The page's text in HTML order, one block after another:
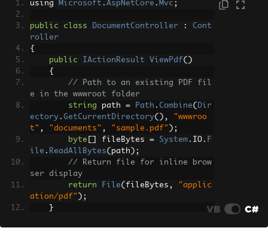
using Microsoft . AspNetCore . Mvc ;
public class DocumentController :
Cont
roller
{
public
IActionResult ViewPdf()
{
// Path to an existing PDF fil
e in the wwwroot folder
string path = Path . Combine( Dir
ectory . GetCurrentDirectory(),
"wwwroo
t" , "documents" , "sample.pdf" );
byte
fileBytes = System . IO . F
ile . ReadAllBytes( path );
// Return file for inline brow
ser display
return
File( fileBytes ,
"applic
ation/pdf" );
}
VB C#